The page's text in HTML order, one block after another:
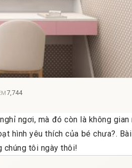
7,744
ngơi, mà đó còn là không
hình yêu thích của bé chưa?.
chúng tôi ngày thôi!